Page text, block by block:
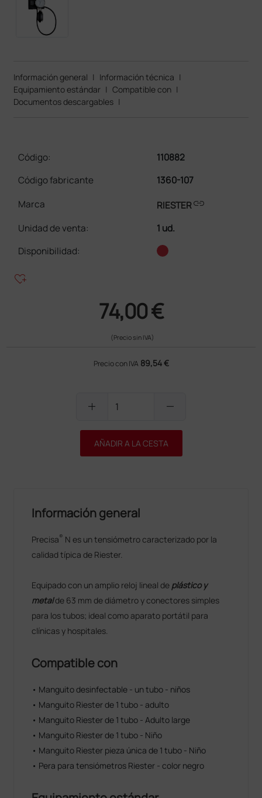
Información general | Información técnica |
Equipamiento estándar | Compatible con |
Documentos descargables |
Código:
110882
Código fabricante
1360-107
Marca
RIESTERlink
Unidad de venta:
1 ud.
Disponibilidad:
heart_plus
74,00 €
(Precio sin IVA)
Precio con IVA 89,54 €
add remove
AÑADIR A LA CESTA
Información general
Precisa® N es un tensiómetro caracterizado por la
calidad típica de Riester.
Equipado con un amplio reloj lineal de plástico y
metalde 63 mm de diámetro y conectores simples
para los tubos; ideal como aparato portátil para
clínicas y hospitales.
Compatible con
• Manguito desinfectable - un tubo - niños
• Manguito Riester de 1 tubo - adulto
• Manguito Riester de 1 tubo - Adulto large
• Manguito Riester de 1 tubo - Niño
• Manguito Riester pieza única de 1 tubo - Niño
• Pera para tensiómetros Riester - color negro